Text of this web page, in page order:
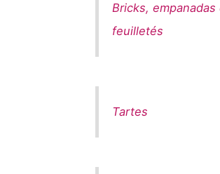
Bricks, empanadas
feuilletés
Tartes